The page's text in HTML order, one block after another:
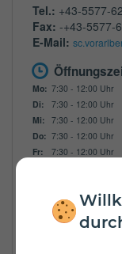
Tel.: +43-5577-
Fax: -+43-5577-
E-Mail:
Mo: 7:30 - 12:00 Uhr
Di:
7:30 - 12:00 Uhr
Mi: 7:30 - 12:00 Uhr
Do: 7:30 - 12:00 Uhr
Fr:
7:30 - 12:00 Uhr
Bludenz